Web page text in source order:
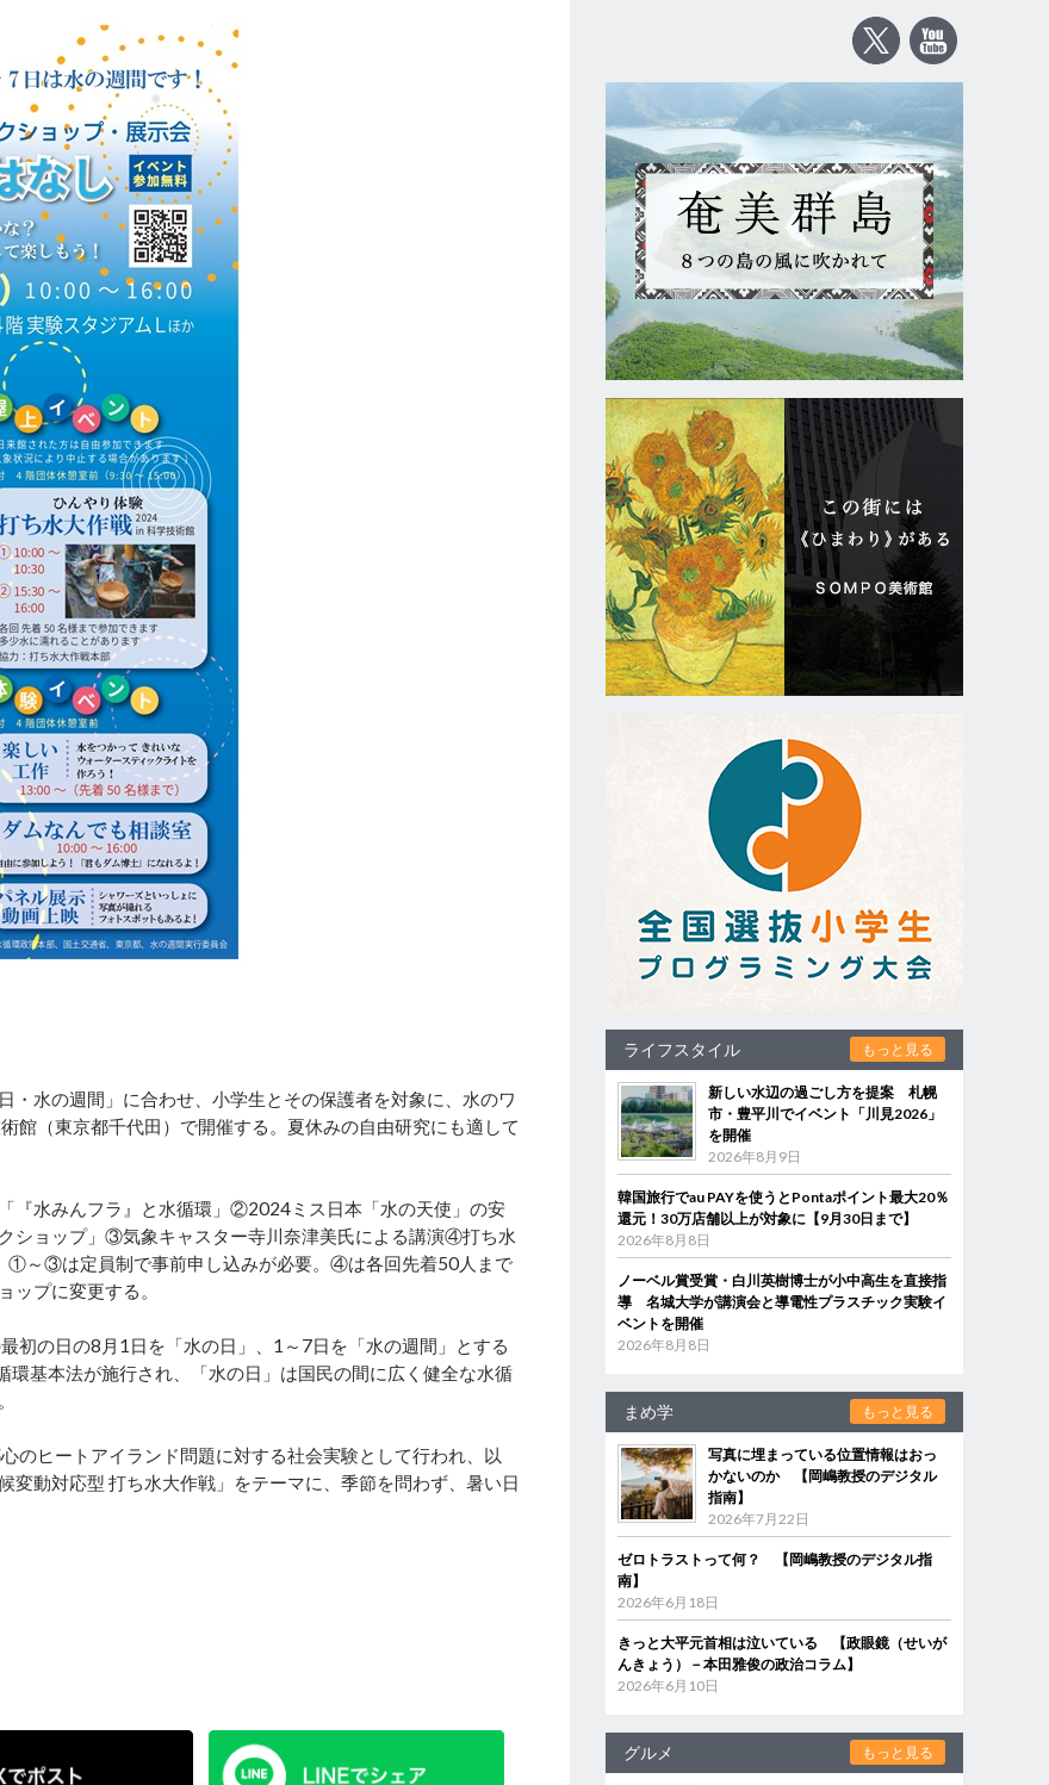
水の週間」に合わせ、小学生とその保護者を対象に、水のワ
館（東京都千代田）で開催する。夏休みの自由研究にも適して
水みんフラ』と水循環」②2024ミス日本「水の天使」の安
ショップ」③気象キャスター寺川奈津美氏による講演④打ち水
①～③は定員制で事前申し込みが必要。④は各回先着50人まで
ップに変更する。
初の日の8月1日を「水の日」、1～7日を「水の週間」とする
基本法が施行され、「水の日」は国民の間に広く健全な水循
ヒートアイランド問題に対する社会実験として行われ、以
動対応型 打ち水大作戦」をテーマに、季節を問わず、暑い日
ライフスタイル もっと見る
新しい水辺の過ごし方を提案 札幌
市・豊平川でイベント「川見2026」
を開催
2026年8月9日
韓国旅行でau PAYを使うとPontaポイント最大20％
還元！30万店舗以上が対象に【9月30日まで】
2026年8月8日
ノーベル賞受賞・白川英樹博士が小中高生を直接指
導 名城大学が講演会と導電性プラスチック実験イ
ベントを開催
2026年8月8日
まめ学 もっと見る
写真に埋まっている位置情報はおっ
かないのか 【岡嶋教授のデジタル
指南】
2026年7月22日
ゼロトラストって何？ 【岡嶋教授のデジタル指
南】
2026年6月18日
きっと大平元首相は泣いている 【政眼鏡（せいが
んきょう）－本田雅俊の政治コラム】
2026年6月10日
グルメ もっと見る